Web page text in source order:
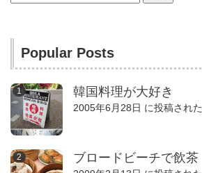
索:
Popular Posts
韓国料理が大好き
2005年6月28日 に投稿された
ブロードビーチで飲茶